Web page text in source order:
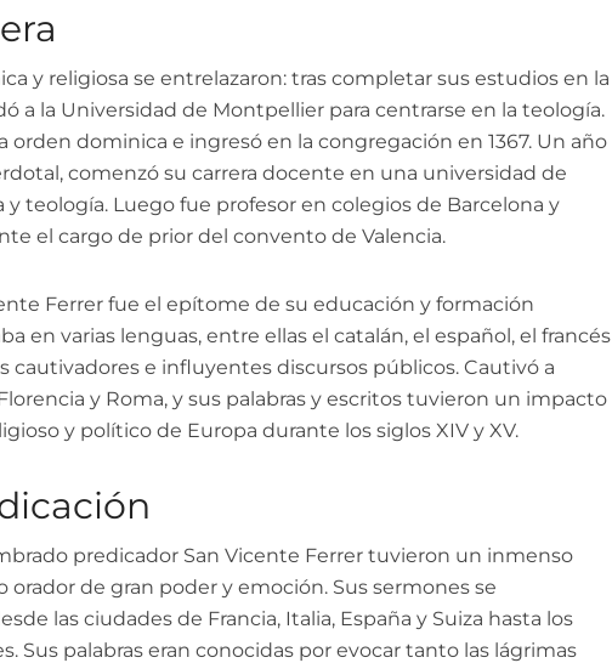
y religiosa se entrelazaron: tras completar sus estudios en la
a la Universidad de Montpellier para centrarse en la teología.
orden dominica e ingresó en la congregación en 1367. Un año
comenzó su carrera docente en una universidad de
y teología. Luego fue profesor en colegios de Barcelona y
el cargo de prior del convento de Valencia.
Ferrer fue el epítome de su educación y formación
en varias lenguas, entre ellas el catalán, el español, el francés
cautivadores e influyentes discursos públicos. Cautivó a
y Roma, y sus palabras y escritos tuvieron un impacto
y político de Europa durante los siglos XIV y XV.
predicador San Vicente Ferrer tuvieron un inmenso
de gran poder y emoción. Sus sermones se
las ciudades de Francia, Italia, España y Suiza hasta los
Sus palabras eran conocidas por evocar tanto las lágrimas